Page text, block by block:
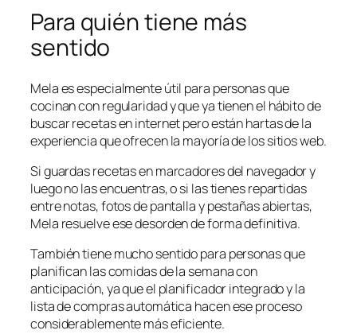
Para quién tiene más
sentido
Mela es especialmente útil para personas que
cocinan con regularidad y que ya tienen el hábito de
buscar recetas en internet pero están hartas de la
experiencia que ofrecen la mayoría de los sitios web.
Si guardas recetas en marcadores del navegador y
luego no las encuentras, o si las tienes repartidas
entre notas, fotos de pantalla y pestañas abiertas,
Mela resuelve ese desorden de forma definitiva.
También tiene mucho sentido para personas que
planifican las comidas de la semana con
anticipación, ya que el planificador integrado y la
lista de compras automática hacen ese proceso
considerablemente más eficiente.